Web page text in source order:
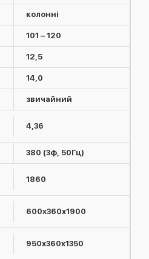
колонні
101 – 120
12,5
14,0
звичайний
4,36
380 (3ф, 50Гц)
1860
600х360х1900
950х360х1350